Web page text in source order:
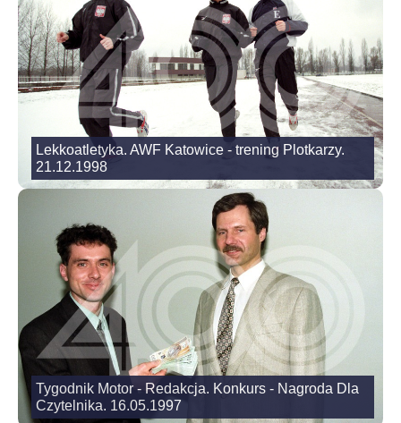
Lekkoatletyka. AWF Katowice - trening Plotkarzy.
21.12.1998
Tygodnik Motor - Redakcja. Konkurs - Nagroda Dla
Czytelnika. 16.05.1997